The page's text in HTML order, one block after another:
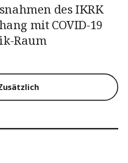
des IKRK
mit COVID-19
Raum